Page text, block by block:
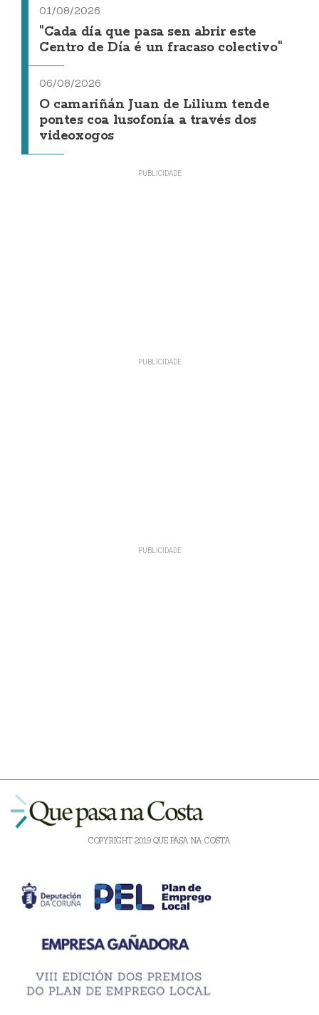
01/08/2026
"Cada día que pasa sen abrir este
Centro de Día é un fracaso colectivo"
06/08/2026
O camariñán Juan de Lilium tende
pontes coa lusofonía a través dos
videoxogos
COPYRIGHT 2019 QUE PASA NA COSTA